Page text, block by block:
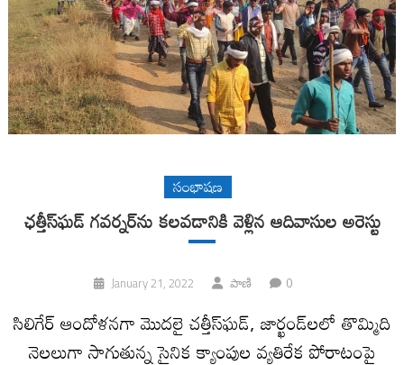
సంభాషణ
ఛత్తీస్‌ఘడ్‌ గవర్నర్‌ను కలవడానికి వెళ్లిన ఆదివాసుల అరెస్టు
January 21, 2022 పాణి 0
సిలిగేర్‌ ఆందోళనగా మొదలై చత్తీస్‌ఘడ్‌, జార్ఖండ్‌లలో తొమ్మిది
నెలలుగా సాగుతున్న సైనిక క్యాంపుల వ్యతిరేక పోరాటంపై